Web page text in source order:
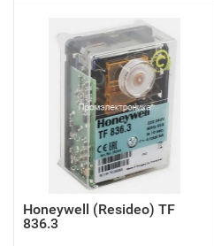
Honeywell (Resideo) TF
836.3